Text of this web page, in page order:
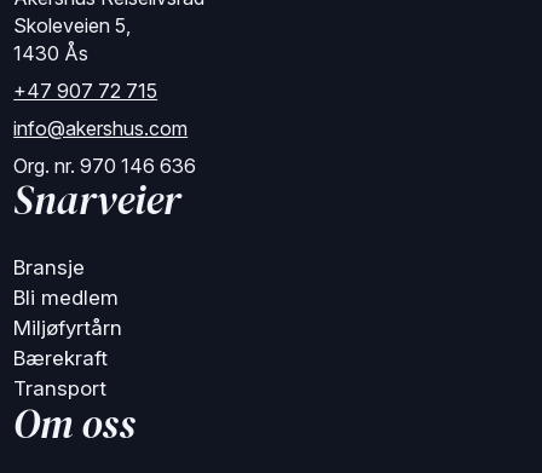
Skoleveien 5,
1430 Ås
+47 907 72 715
info@akershus.com
Org. nr. 970 146 636
Snarveier
Bransje
Bli medlem
Miljøfyrtårn
Bærekraft
Transport
Om oss